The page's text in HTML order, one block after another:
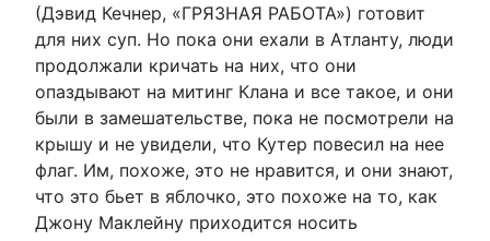
(Дэвид Кечнер, «ГРЯЗНАЯ РАБОТА») готовит
для них суп. Но пока они ехали в Атланту, люди
продолжали кричать на них, что они
опаздывают на митинг Клана и все такое, и они
были в замешательстве, пока не посмотрели на
крышу и не увидели, что Кутер повесил на нее
флаг. Им, похоже, это не нравится, и они знают,
что это бьет в яблочко, это похоже на то, как
Джону Маклейну приходится носить